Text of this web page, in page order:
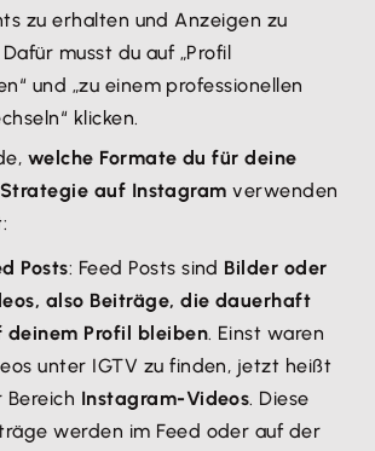
zu erhalten und Anzeigen zu
musst du auf „Profil
und „zu einem professionellen
klicken.
welche Formate du für deine
auf Instagram verwenden
Posts: Feed Posts sind Bilder oder
also Beiträge, die dauerhaft
deinem Profil bleiben. Einst waren
unter IGTV zu finden, jetzt heißt
Bereich Instagram-Videos. Diese
werden im Feed oder auf der